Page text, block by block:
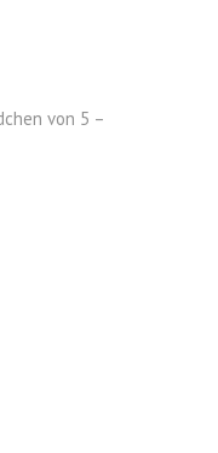
von 5 –